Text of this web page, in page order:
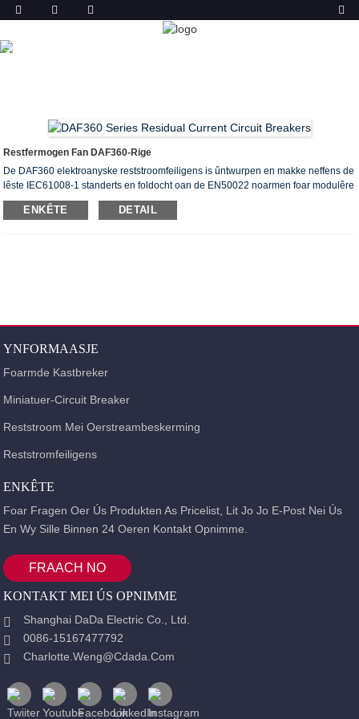
PRODUKT
THÚS
Restfermogen Fan DAF360-Rige
De DAF360 elektroanyske reststroomfeiligens is ûntwurpen en makke neffens de
lêste IEC61008-1 standerts en foldocht oan de EN50022 noarmen foar modulêre
skeakels. Se kinne brûkt wurde om standert rails te laden mei symmetryske
struktueren "hoedefoarm".
ENKÊTE DETAIL
YNFORMAASJE
Foarmde Kastbreker
Miniatuer-Circuit Breaker
Reststroom Mei Oerstreambeskerming
Reststromfeiligens
ENKÊTE
Foar Fragen Oer Ús Produkten As Pricelist, Lit Jo Jo E-Post Nei Ús
En Wy Sille Binnen 24 Oeren Kontakt Opnimme.
FRAACH NO
KONTAKT MEI ÚS OPNIMME
Shanghai DaDa Electric Co., Ltd.
0086-15167477792
Charlotte.weng@cdada.com